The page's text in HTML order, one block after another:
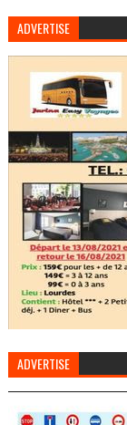
ADVERTISE
ADVERTISE